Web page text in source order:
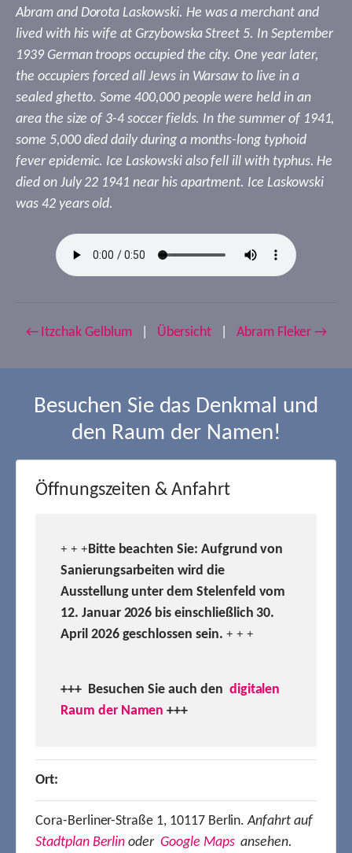
Abram and Dorota Laskowski. He was a merchant and
lived with his wife at Grzybowska Street 5. In September
1939 German troops occupied the city. One year later,
the occupiers forced all Jews in Warsaw to live in a
sealed ghetto. Some 400,000 people were held in an
area the size of 3-4 soccer fields. In the summer of 1941,
some 5,000 died daily during a months-long typhoid
fever epidemic. Ice Laskowski also fell ill with typhus. He
died on July 22 1941 near his apartment. Ice Laskowski
was 42 years old.
← Itzchak Gelblum Übersicht Abram Fleker →
Besuchen Sie das Denkmal und
den Raum der Namen!
Öffnungszeiten & Anfahrt
+ + +Bitte beachten Sie: Aufgrund von
Sanierungsarbeiten wird die
Ausstellung unter dem Stelenfeld vom
12. Januar 2026 bis einschließlich 30.
April 2026 geschlossen sein. + + +
+++ Besuchen Sie auch den digitalen
Raum der Namen +++
Ort:
Cora-Berliner-Straße 1, 10117 Berlin.Anfahrt auf
Stadtplan Berlin oder Google Mapsansehen.